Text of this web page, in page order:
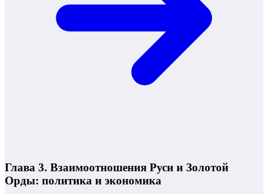
Глава 3. Взаимоотношения Руси и Золотой
Орды: политика и экономика